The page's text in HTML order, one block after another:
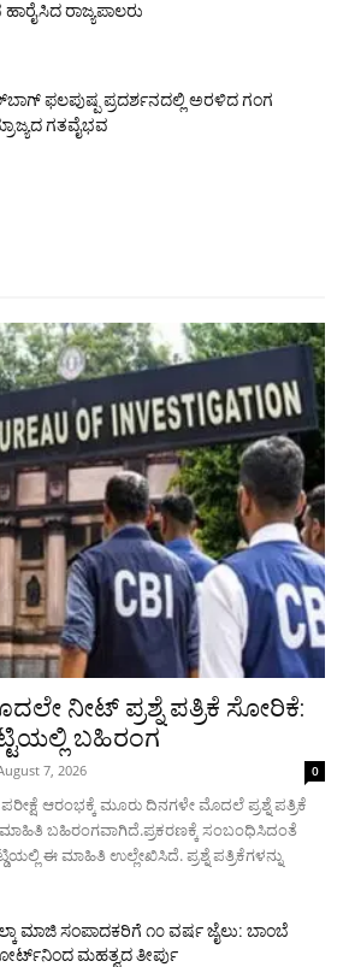
ಹಾರೈಸಿದ ರಾಜ್ಯಪಾಲರು
ಫಲಪುಷ್ಪ ಪ್ರದರ್ಶನದಲ್ಲಿ ಅರಳಿದ ಗಂಗ
ಗತವೈಭವ
ನೀಟ್ ಪ್ರಶ್ನೆ ಪತ್ರಿಕೆ ಸೋರಿಕೆ:
ಬಹಿರಂಗ
7, 2026 0
ಆರಂಭಕ್ಕೆ ಮೂರು ದಿನಗಳೇ ಮೊದಲೆ‌ ಪ್ರಶ್ನೆ ಪತ್ರಿಕೆ
ಬಹಿರಂಗವಾಗಿದೆ.ಪ್ರಕರಣಕ್ಕೆ ಸಂಬಂಧಿಸಿದಂತೆ
ಈ ಮಾಹಿತಿ ಉಲ್ಲೇಖಿಸಿದೆ. ಪ್ರಶ್ನೆ ಪತ್ರಿಕೆಗಳನ್ನು
ಮಾಜಿ ಸಂಪಾದಕರಿಗೆ ೧೦ ವರ್ಷ ಜೈಲು: ಬಾಂಬೆ
ಮಹತ್ವದ ತೀರ್ಪು